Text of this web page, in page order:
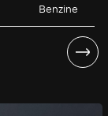
Benzine